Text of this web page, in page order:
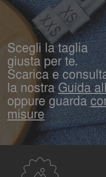
Scegli la taglia
giusta per te.
Scarica e
la nostraGuida
oppure guarda
misure